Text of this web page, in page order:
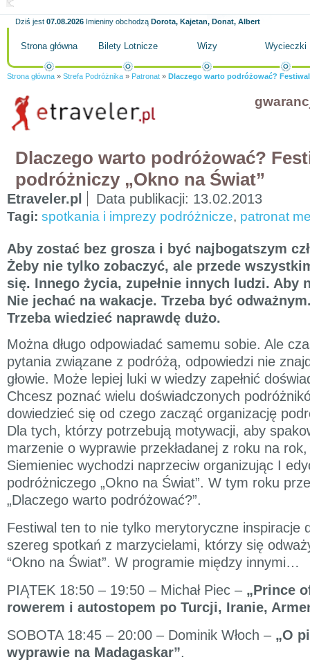
Dziś jest 07.08.2026 Imieniny obchodzą Dorota, Kajetan, Donat, Albert
Strona główna Bilety Lotnicze Wizy Wycieczki
Strona główna » Strefa Podróżnika » Patronat » Dlaczego warto podróżować?
Dlaczego warto podróżować?
podróżniczy „Okno na Świat”
Etraveler.pl Data publikacji: 13.02.2013
Tagi: spotkania i imprezy podróżnicze, patronat
Aby zostać bez grosza i być najbogatszym
Żeby nie tylko zobaczyć, ale przede
się. Innego życia, zupełnie innych ludzi. Aby
Nie jechać na wakacje. Trzeba być
Trzeba wiedzieć naprawdę dużo.
Można długo odpowiadać samemu sobie. Ale
pytania związane z podróżą, odpowiedzi nie
głowie. Może lepiej luki w wiedzy zapełnić
Chcesz poznać wielu doświadczonych
dowiedzieć się od czego zacząć organizację
Dla tych, którzy potrzebują motywacji, aby
marzenie o wyprawie przekładanej z roku na rok,
Siemieniec wychodzi naprzeciw organizując I
podróżniczego „Okno na Świat”. W tym roku
„Dlaczego warto podróżować?”.
Festiwal ten to nie tylko merytoryczne inspiracje
szereg spotkań z marzycielami, którzy się
“Okno na Świat”. W programie między innymi…
PIĄTEK 18:50 – 19:50 – Michał Piec – „Prince
rowerem i autostopem po Turcji, Iranie,
SOBOTA 18:45 – 20:00 – Dominik Włoch – „O
wyprawie na Madagaskar”.